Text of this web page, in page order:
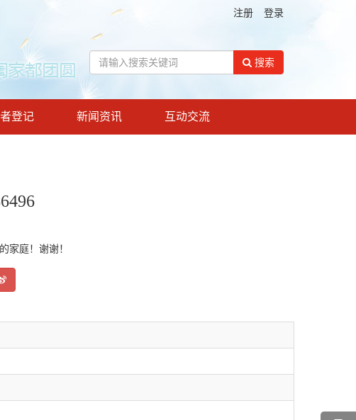
注册 登录
搜索
登记 新闻资讯 互动交流
家庭！谢谢！